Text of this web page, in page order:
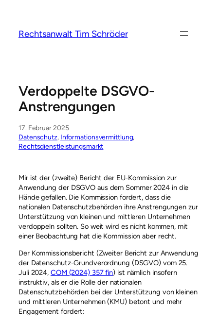
Rechtsanwalt Tim Schröder
Verdoppelte DSGVO-
Anstrengungen
17. Februar 2025
Datenschutz, Informationsvermittlung
Rechtsdienstleistungsmarkt
Mir ist der (zweite) Bericht der EU-Kommission zur
Anwendung der DSGVO aus dem Sommer 2024 in die
Hände gefallen. Die Kommission fordert, dass die
nationalen Datenschutzbehörden ihre Anstrengungen zur
Unterstützung von kleinen und mittleren Unternehmen
verdoppeln sollten. So weit wird es nicht kommen, mit
einer Beobachtung hat die Kommission aber recht.
Der Kommissionsbericht (Zweiter Bericht zur Anwendung
der Datenschutz-Grundverordnung (DSGVO) vom 25.
Juli 2024, COM (2024) 357 fin) ist nämlich insofern
instruktiv, als er die Rolle der nationalen
Datenschutzbehörden bei der Unterstützung von kleinen
und mittleren Unternehmen (KMU) betont und mehr
Engagement fordert: